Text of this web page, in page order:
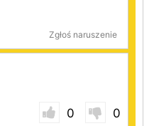
Zgłoś naruszenie
0
0